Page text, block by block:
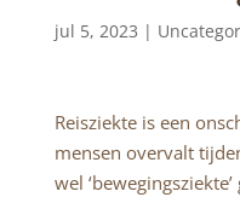
jul 5, 2023 |
Reisziekte is een
mensen overvalt
wel